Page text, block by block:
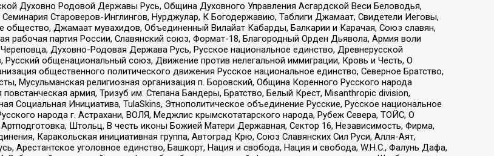
Духовно Родовой Державы Русь, Община Духовного Управления Асгардской Веси Беловодья,
Староверов-Инглингов, Нурджулар, К Богодержавию, Таблиги Джамаат, Свидетели Иеговы,
общество, Джамаат мувахидов, Объединенный Вилайат Кабарды, Балкарии и Карачая, Союз славян,
рабочая партия России, Славянский союз, Формат-18, Благородный Орден Дьявола, Армия воли
Духовно-Родовая Держава Русь, Русское национальное единство, Древнерусской
Русский общенациональный союз, Движение против нелегальной иммиграции, Кровь и Честь, О
общественного политического движения Русское национальное единство, Северное Братство,
Мусульманская религиозная организация п. Боровский, Община Коренного Русского народа
армия, Тризуб им. Степана Бандеры, Братство, Белый Крест, Misanthropic division,
Социальная Инициатива, TulaSkins, Этнополитическое объединение Русские, Русское национальное
народа г. Астрахани, ВОЛЯ, Меджлис крымскотатарского народа, Рубеж Севера, ТОЙС, О
Штольц, В честь иконы Божией Матери Державная, Сектор 16, Независимость, Фирма,
Каракольская инициативная группа, Автоград Крю, Союз Славянских Сил Руси, Алля-Аят,
Арестантское уголовное единство, Башкорт, Нация и свобода, Нация и свобода, W.H.С., Фалунь Дафа,